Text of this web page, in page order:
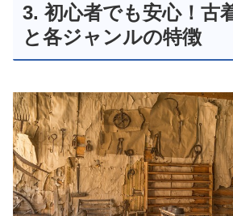
3. 初心者でも安心！古
と各ジャンルの特徴